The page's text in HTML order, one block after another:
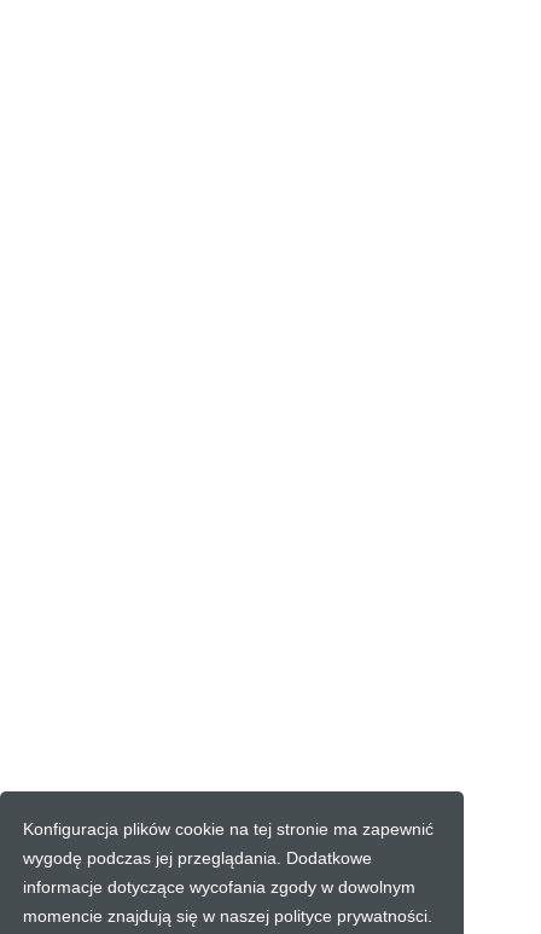
Konfiguracja plików cookie na tej stronie ma zapewnić
wygodę podczas jej przeglądania. Dodatkowe
informacje dotyczące wycofania zgody w dowolnym
momencie znajdują się w naszej polityce prywatności.